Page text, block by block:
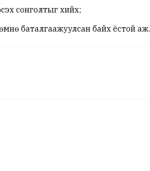
сонголтыг хийх;
баталгаажуулсан байх ёстой аж.